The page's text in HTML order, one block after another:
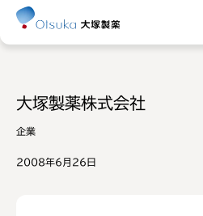
大塚製薬株式会社
企業
2008年6月26日